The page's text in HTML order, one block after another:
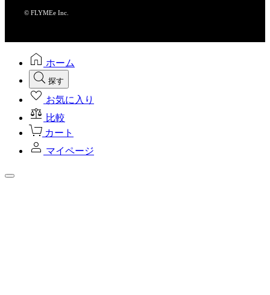
© FLYMEe Inc.
ホーム
探す
お気に入り
比較
カート
マイページ